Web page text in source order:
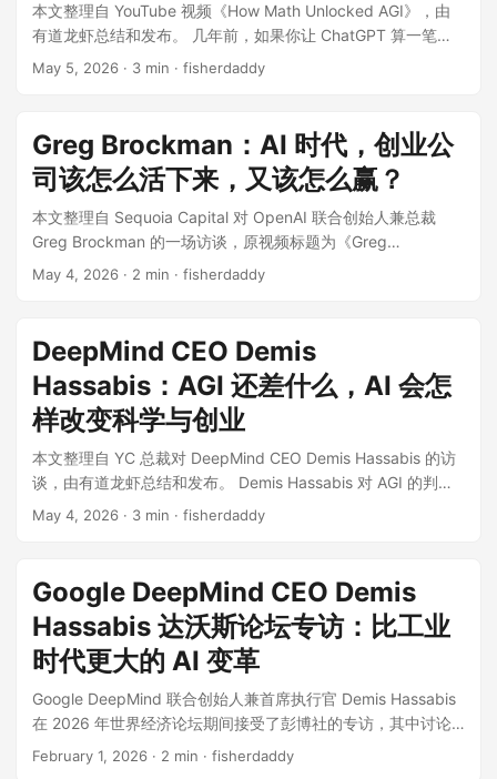
在致力于 AGI 的研究，因为我始终坚信：如果能够以负责任的
方式构建和部署，AGI 将成为人类有史以来最有益、最具变革
性的技术之一。 我们不能把 AGI 与普通的技术突破相提并论。
想，就会发现，我们实际上已经找到了一种让沙子进行思考的
方法。这简直是奇迹。 这项技术带来的影响规模将前所未有
——或许相当于以十倍的速度，带来十倍于工业革命的影响。
它将帮助我们解决社会面临的一些最大难题：加速药物发现、
开发新的清洁能源、创造新型先进材料。我们甚至可能抵达这
令人惊叹的全新丰裕时代。 前沿领域面临的挑战 人工智能已经
接近 AGI，必须立即采取行动，应对可能出现的风险。我们已
经看到前沿模型给网络安全带来的挑战；随着能力不断增强，
包括核风险和生物风险在内的其他威胁，可能也将很快出现。
放眼未来，我们需要建立强有力的安全保障，以确保人类能够
控制那些自主性不断增强、可以递归式自我改进的系统，同时
还要处理那些只有随着时间推移才会逐渐显现的未知问题。 我
信心，与人工智能相关的技术风险，是一项我们能够共同应对
为一个研究领域，还是作为一个更广泛的社会，我们都没有做
到这一点。 眼下，我们正深陷于一场极其激烈、多层次的商业
与地缘政治竞赛之中。尽管这些竞争动力推动了快速进步，加
速释放了令人难以置信的巨大收益，但前沿技术的发展速度，
已经超过了我们对这项技术的理解速度。 世界上没有任何人能
够确定接下来究竟会发生什么，即使专家之间也存在分歧。 当
不确定性如此巨大，而赌注又如此之高时，以谨慎的乐观态度
继续前进，才是合理而正确的策略。 这要求我们制定相应的公
本文整理自 YouTube 视频《How Math Unlocked AGI》，由
有道龙虾总结和发布。 几年前，如果你让 ChatGPT 算一笔稍
微复杂一点的露营 AA 账，或者帮三个不同时区的人找一个合适
做日常研究？能不能解决 42 年没人解决的开放问题？能不能把
数学家几个月甚至几年才能完成的思考，压缩成几天、几小
时，甚至未来更长时间的自动研究？ 在 OpenAI Podcast 里，
主持人 Andrew Mayne 和两位研究员 Sebastian Bubeck、
Ernest Ryu 聊了一场关于数学、科学和 AGI 的对话。
Sebastian 曾在 Princeton 任教，长期研究优化和机器学习理
论，后来加入 Microsoft，现在是 OpenAI 研究员。Ernest Ryu
是简单说“AI 数学变强了”，而是把这件事放进了一个更大的框架
里：数学为什么是衡量推理能力的最佳训练场？为什么模型会
从几分钟推理走向几天、几周甚至几个月推理？为什么这条路
和 AGI 密切相关？以及，为什么 AI 越强，越需要真正懂数学、
懂科学的人类专家？ 两年前还没有真正的推理模型，现在已经
能帮数学家工作 Sebastian 对过去几年的变化用了一个很重的
没有今天意义上的 reasoning model，更不用说证明困难数学
前半，他参加过一个数学会议的 workshop。当时有一场辩论，
主题是：只靠扩展 LLM，能不能帮助解决重大开放问题？现场
一开始大约 80% 的数学家认为“不可能”。辩论结束后，比例变
成大概 50-50，看起来已经是很大进展。 但回头看，这个争论
本身都低估了速度。仅仅八个月后，模型就开始触及研究级数
学。 这也是今天很多人还没完全反应过来的地方。我们对 AI 的
搞错单位换算、不会安排时区会议，于是默认“语言模型不擅长
May 5, 2026 · 3 min · fisherdaddy
Greg Brockman：AI 时代，创业公
司该怎么活下来，又该怎么赢？
本文整理自 Sequoia Capital 对 OpenAI 联合创始人兼总裁
Greg Brockman 的一场访谈，原视频标题为《Greg
Brockman: Inside the Race for Compute, Codex, and
得看。 他不是只讲“AI 会改变世界”这种大话，而是把 OpenAI
的生意、技术路线、组织变化、创业公司的机会和风险，都摊
开讲了一遍。 最直白的一句话是： OpenAI 的业务在某种意义
上很简单：买算力、租算力、建算力，然后以一定利润卖出
去。 听起来像云厂商，但背后卖的不是普通计算资源，而是越
来越便宜、越来越强的“智能”。 OpenAI 最缺的东西，还是算力
主持人一开场就提到 Greg 的经历：他是 Stripe 第四号员工，
后来成为第一任 CTO；如今是 OpenAI 联合创始人兼总裁。
绩的回应很克制。他更关心的是一件事：算力够不够。 答案
是：不够，远远不够。 他回忆 ChatGPT 刚发布时，团队问他
应该买多少算力，他的回答是“全部”。团队以为他在开玩笑，又
问了一遍，他还是说：全部。 原因很简单： 无论我们用多快的
速度增加算力，都追不上需求。 OpenAI 对算力的渴求，不只
是为了训练更大的模型，也是为了服务海量用户和越来越复杂
的智能体任务。Greg 的判断是，人类对“解决问题”的需求，
对“智能”的需求，几乎是无限的。只要边际利润为正，就应该继
May 4, 2026 · 2 min · fisherdaddy
DeepMind CEO Demis
Hassabis：AGI 还差什么，AI 会怎
样改变科学与创业
本文整理自 YC 总裁对 DeepMind CEO Demis Hassabis 的访
谈，由有道龙虾总结和发布。 Demis Hassabis 对 AGI 的判断
很直接：现在这套大模型路线不是死路，预训练、RLHF、思维
学习、长期推理、记忆、一致性、智能体、科学发现。这些词
听起来像技术细节，但放在一起，其实是在回答一个更大的问
题：AI 到底什么时候从“会回答问题的模型”，变成“能主动解决
问题的系统”？ Demis Hassabis 为什么值得听 Hassabis 的经
历很少见。 他小时候是国际象棋神童，17 岁做出了热门游戏
《Theme Park》。后来他又回到学校读认知神经科学博士，研
究大脑中的记忆与想象机制。2010 年，他创办 DeepMind，给
公司的使命定得非常大：solve intelligence，解决智能。 后来
May 4, 2026 · 3 min · fisherdaddy
Google DeepMind CEO Demis
Hassabis 达沃斯论坛专访：比工业
时代更大的 AI 变革
Google DeepMind 联合创始人兼首席执行官 Demis Hassabis
在 2026 年世界经济论坛期间接受了彭博社的专访，其中讨论
了 AI 未来几年的发展，包括基础模型、实际应用和负责任的 AI
February 1, 2026 · 2 min · fisherdaddy